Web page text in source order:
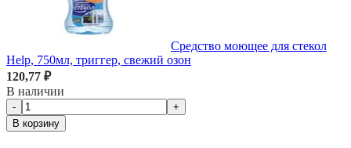
Средство моющее для стекол
Help, 750мл, триггер, свежий озон
120,77 ₽
В наличии
-
+
В корзину